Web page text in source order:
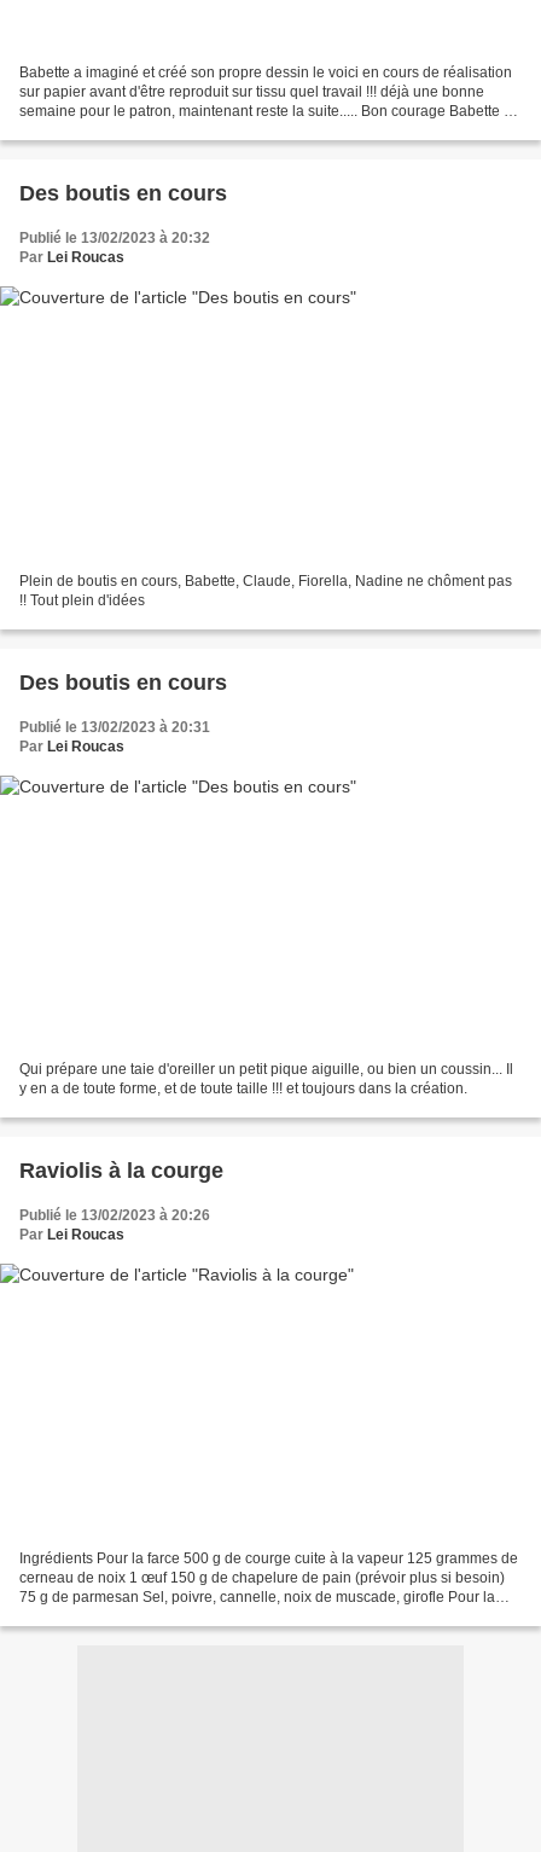
Babette a imaginé et créé son propre dessin le voici en cours de réalisation
sur papier avant d'être reproduit sur tissu quel travail !!! déjà une bonne
semaine pour le patron, maintenant reste la suite..... Bon courage Babette et
Des boutis en cours
Publié le 13/02/2023 à 20:32
Par Lei Roucas
Plein de boutis en cours, Babette, Claude, Fiorella, Nadine ne chôment pas
!! Tout plein d'idées
Des boutis en cours
Publié le 13/02/2023 à 20:31
Par Lei Roucas
Qui prépare une taie d'oreiller un petit pique aiguille, ou bien un coussin... Il
y en a de toute forme, et de toute taille !!! et toujours dans la création.
Raviolis à la courge
Publié le 13/02/2023 à 20:26
Par Lei Roucas
Ingrédients Pour la farce 500 g de courge cuite à la vapeur 125 grammes de
cerneau de noix 1 œuf 150 g de chapelure de pain (prévoir plus si besoin)
75 g de parmesan Sel, poivre, cannelle, noix de muscade, girofle Pour la